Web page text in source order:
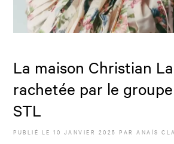
La maison Christian
rachetée par le
STL
PUBLIÉ LE10 JANVIER 2025 PARANAÏS